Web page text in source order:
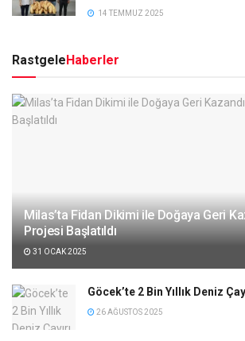
14 TEMMUZ 2025
RastgeleHaberler
Milas’ta Fidan Dikimi ile Doğaya Geri
Projesi Başlatıldı
31 OCAK 2025
Göcek’te 2 Bin Yıllık Deniz
26 AĞUSTOS 2025